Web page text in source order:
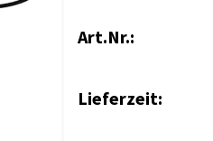
Art.Nr.:
Lieferzeit: